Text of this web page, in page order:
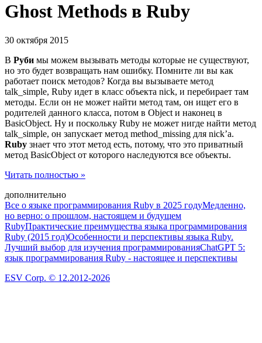
Ghost Methods в Ruby
30 октября 2015
В Руби мы можем вызывать методы которые не существуют,
но это будет возвращать нам ошибку. Помните ли вы как
работает поиск методов? Когда вы вызываете метод
talk_simple, Ruby идет в класс объекта nick, и перебирает там
методы. Если он не может найти метод там, он ищет его в
родителей данного класса, потом в Object и наконец в
BasicObject. Ну и поскольку Ruby не может нигде найти метод
talk_simple, он запускает метод method_missing для nick’a.
Ruby знает что этот метод есть, потому, что это приватный
метод BasicObject от которого наследуются все объекты.
Читать полностью »
дополнительно
Все о языке программирования Ruby в 2025 годуМедленно,
но верно: о прошлом, настоящем и будущем
RubyПрактические преимущества языка программирования
Ruby (2015 год)Особенности и перспективы языка Ruby.
Лучший выбор для изучения программированияChatGPT 5:
язык программирования Ruby - настоящее и перспективы
ESV Corp. © 12.2012-2026